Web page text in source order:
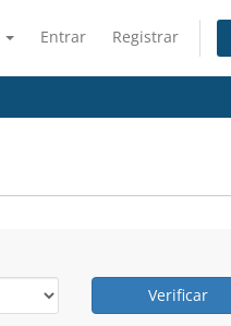
Entrar Registrar
Verificar